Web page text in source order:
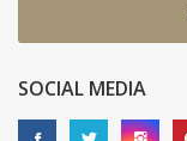
SOCIAL MEDIA